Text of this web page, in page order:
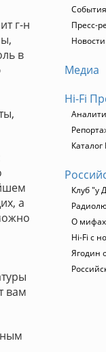
г-н
в
а
вам
События
Пресс-
Медиа
Hi-Fi
Клуб "у
О
Hi-Fi с
Ягодин